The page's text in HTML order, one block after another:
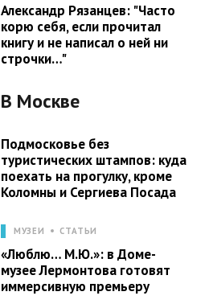
Александр Рязанцев: "Часто
корю себя, если прочитал
книгу и не написал о ней ни
строчки…"
В Москве
Подмосковье без
туристических штампов: куда
поехать на прогулку, кроме
Коломны и Сергиева Посада
МУЗЕИ СТАТЬИ
«Люблю… М.Ю.»: в Доме-
музее Лермонтова готовят
иммерсивную премьеру